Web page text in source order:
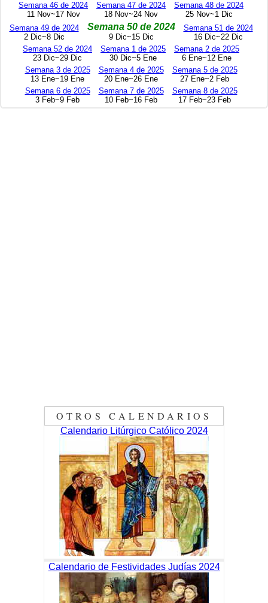
Semana 46 de 2024
11 Nov~17 Nov
Semana 47 de 2024
18 Nov~24 Nov
Semana 48 de 2024
25 Nov~1 Dic
Semana 49 de 2024
2 Dic~8 Dic
Semana 50 de 2024
9 Dic~15 Dic
Semana 51 de 2024
16 Dic~22 Dic
Semana 52 de 2024
23 Dic~29 Dic
Semana 1 de 2025
30 Dic~5 Ene
Semana 2 de 2025
6 Ene~12 Ene
Semana 3 de 2025
13 Ene~19 Ene
Semana 4 de 2025
20 Ene~26 Ene
Semana 5 de 2025
27 Ene~2 Feb
Semana 6 de 2025
3 Feb~9 Feb
Semana 7 de 2025
10 Feb~16 Feb
Semana 8 de 2025
17 Feb~23 Feb
OTROS CALENDARIOS
Calendario Litúrgico Católico 2024
Calendario de Festividades Judías 2024